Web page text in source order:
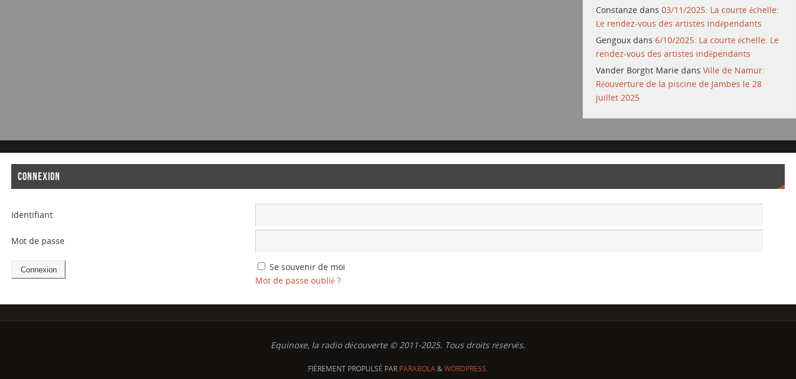
Constanze dans03/11/2025: La courte échelle:
Le rendez-vous des artistes indépendants
Gengoux dans6/10/2025: La courte échelle: Le
rendez-vous des artistes indépendants
Vander Borght Marie dansVille de Namur:
Réouverture de la piscine de Jambes le 28
juillet 2025
CONNEXION
Identifiant
Mot de passe
Se souvenir de moi
Mot de passe oublié ?
Equinoxe, la radio découverte © 2011-2025. Tous droits réservés.
FIÈREMENT PROPULSÉ PAR PARABOLA&WORDPRESS.